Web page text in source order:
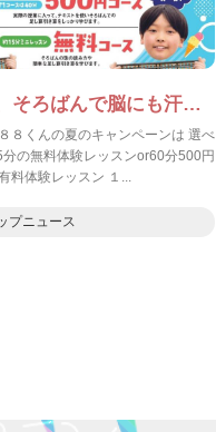
この夏は、そろばんで脳にも汗をかこう！
８くんの夏のキャンペーンは 選べ
の無料体験レッスンor60分500円
料体験レッスン １...
プニュース